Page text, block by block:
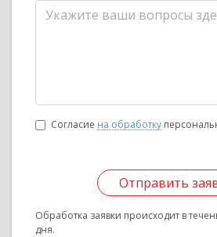
Согласие на обработку
Отправить
Обработка заявки происходит в
дня.